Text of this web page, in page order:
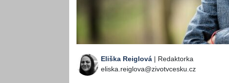
Eliška Reiglová | Redaktorka
eliska.reiglova@zivotvcesku.cz